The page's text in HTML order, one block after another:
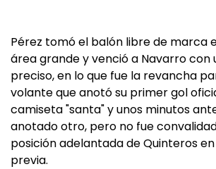
Pérez tomó el balón libre de marca
área grande y venció a Navarro con
preciso, en lo que fue la revancha
volante que anotó su primer gol
camiseta "santa" y unos minutos
anotado otro, pero no fue
posición adelantada de Quinteros
previa.